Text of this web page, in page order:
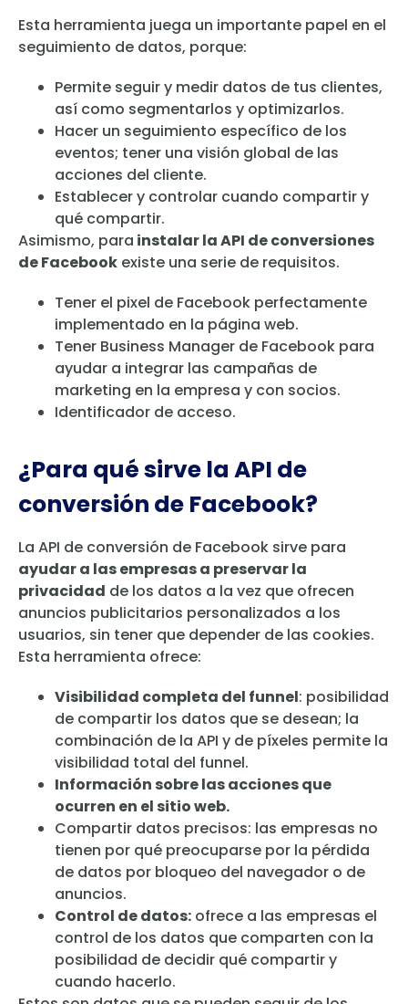
Esta herramienta juega un importante papel en el
seguimiento de datos, porque:
Permite seguir y medir datos de tus clientes,
así como segmentarlos y optimizarlos.
Hacer un seguimiento específico de los
eventos; tener una visión global de las
acciones del cliente.
Establecer y controlar cuando compartir y
qué compartir.
Asimismo, para instalar la API de conversiones
de Facebook existe una serie de requisitos.
Tener el pixel de Facebook perfectamente
implementado en la página web.
Tener Business Manager de Facebook para
ayudar a integrar las campañas de
marketing en la empresa y con socios.
Identificador de acceso.
¿Para qué sirve la API de
conversión de Facebook?
La API de conversión de Facebook sirve para
ayudar a las empresas a preservar la
privacidad de los datos a la vez que ofrecen
anuncios publicitarios personalizados a los
usuarios, sin tener que depender de las cookies.
Esta herramienta ofrece:
Visibilidad completa del funnel: posibilidad
de compartir los datos que se desean; la
combinación de la API y de píxeles permite la
visibilidad total del funnel.
Información sobre las acciones que
ocurren en el sitio web.
Compartir datos precisos: las empresas no
tienen por qué preocuparse por la pérdida
de datos por bloqueo del navegador o de
anuncios.
Control de datos: ofrece a las empresas el
control de los datos que comparten con la
posibilidad de decidir qué compartir y
cuando hacerlo.